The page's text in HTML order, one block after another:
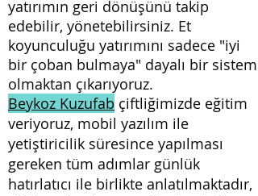
yatırımın geri dönüşünü takip
edebilir, yönetebilirsiniz. Et
koyunculuğu yatırımını sadece "iyi
bir çoban bulmaya" dayalı bir sistem
olmaktan çıkarıyoruz.
Beykoz Kuzufab çiftliğimizde eğitim
veriyoruz, mobil yazılım ile
yetiştiricilik süresince yapılması
gereken tüm adımlar günlük
hatırlatıcı ile birlikte anlatılmaktadır,